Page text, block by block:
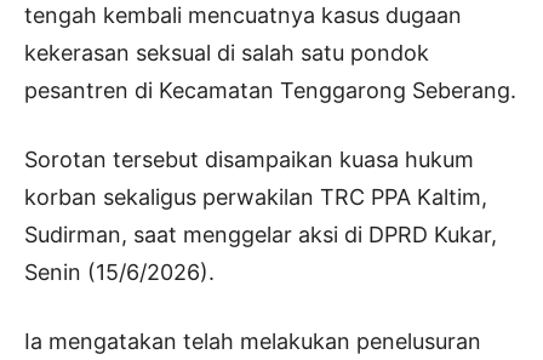
tengah kembali mencuatnya kasus dugaan
kekerasan seksual di salah satu pondok
pesantren di Kecamatan Tenggarong Seberang.
Sorotan tersebut disampaikan kuasa hukum
korban sekaligus perwakilan TRC PPA Kaltim,
Sudirman, saat menggelar aksi di DPRD Kukar,
Senin (15/6/2026).
Ia mengatakan telah melakukan penelusuran